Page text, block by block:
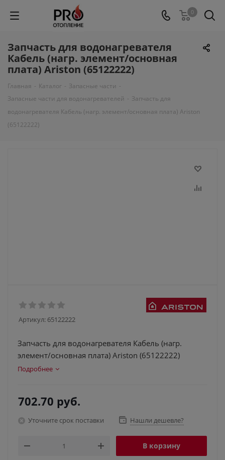
0
Запчасть для водонагревателя
Кабель (нагр. элемент/основная
плата) Ariston (65122222)
Главная - Каталог - Запасные части -
Запасные части для водонагревателей - Запчасть для
водонагревателя Кабель (нагр. элемент/основная плата) Ariston
(65122222)
Артикул: 65122222
Запчасть для водонагревателя Кабель (нагр.
элемент/основная плата) Ariston (65122222)
Подробнее
702.70 руб.
Уточните срок поставки Нашли дешевле?
В корзину